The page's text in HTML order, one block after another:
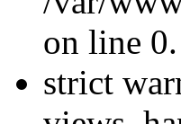
on line 0.
strict